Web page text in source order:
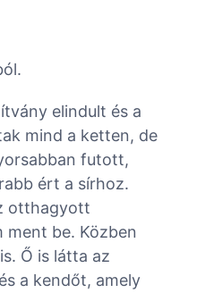
elindult és a
mind a ketten, de
futott,
ért a sírhoz.
otthagyott
ment be. Közben
Ő is látta az
a kendőt, amely